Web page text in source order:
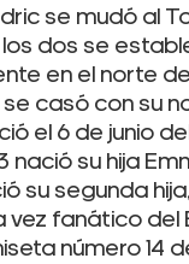
se mudó al
dos se
en el norte
se casó con su
el 6 de junio
nació su hija
su segunda
vez fanático del
número 14